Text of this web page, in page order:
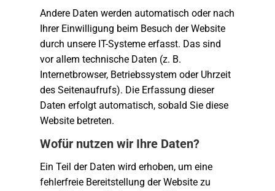
Andere Daten werden automatisch oder nach
Ihrer Einwilligung beim Besuch der Website
durch unsere IT-Systeme erfasst. Das sind
vor allem technische Daten (z. B.
Internetbrowser, Betriebssystem oder Uhrzeit
des Seitenaufrufs). Die Erfassung dieser
Daten erfolgt automatisch, sobald Sie diese
Website betreten.
Wofür nutzen wir Ihre Daten?
Ein Teil der Daten wird erhoben, um eine
fehlerfreie Bereitstellung der Website zu